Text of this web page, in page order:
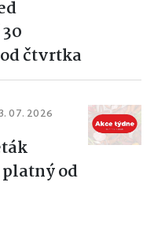
čtvrtka
07. 2026
od